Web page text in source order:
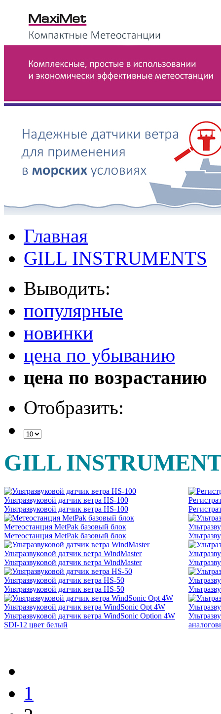
Главная
GILL INSTRUMENTS
Выводить:
популярные
новинки
цена по убыванию
цена по возрастанию
Отобразить:
GILL
Ультразвуковой датчик ветра HS-100
Ультразвуковой датчик ветра HS-100
Метеостанция MetPak базовый блок
Метеостанция MetPak базовый блок
Ультразвуковой датчик ветра WindMaster
Ультразвуковой датчик ветра WindMaster
Ультразвуковой датчик ветра HS-50
Ультразвуковой датчик ветра HS-50
Ультразвуковой датчик ветра WindSonic Opt 4W
Ультразвуковой датчик ветра WindSonic Option 4W
SDI-12 цвет белый
1